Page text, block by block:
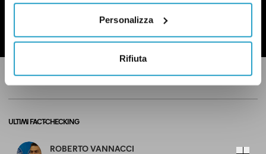
Personalizza
Rifiuta
ISCRIVITI
Ho preso visione dell’informativa privacy
ULTIMI FACT-CHECKING
ROBERTO VANNACCI